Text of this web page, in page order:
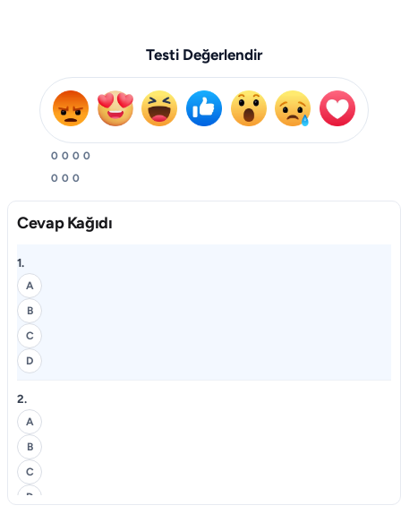
Testi Değerlendir
0 0 0 0
0 0 0
Cevap Kağıdı
1.
A
B
C
D
2.
A
B
C
D